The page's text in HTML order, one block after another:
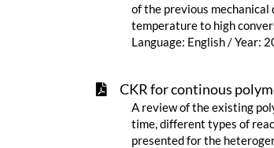
of the previous
temperature to high
Language: English / Year:
CKR for continous
A review of the existing
time, different types of
presented for the